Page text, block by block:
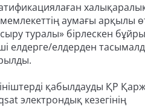
аумағы арқылы
туралы» бірлескен
елдерге/елдерден
қабылдауды ҚР
электрондық кезегінің